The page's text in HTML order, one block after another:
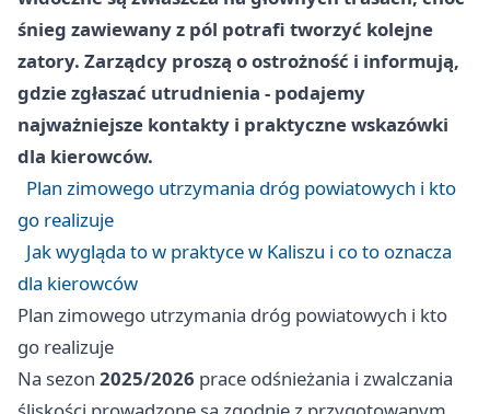
śnieg zawiewany z pól potrafi tworzyć kolejne
zatory. Zarządcy proszą o ostrożność i informują,
gdzie zgłaszać utrudnienia - podajemy
najważniejsze kontakty i praktyczne wskazówki
dla kierowców.
Plan zimowego utrzymania dróg powiatowych i kto
go realizuje
Jak wygląda to w praktyce w Kaliszu i co to oznacza
dla kierowców
Plan zimowego utrzymania dróg powiatowych i kto
go realizuje
Na sezon 2025/2026 prace odśnieżania i zwalczania